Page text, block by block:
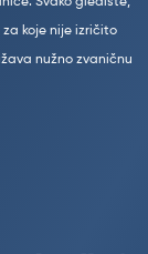
koje nije izričito
nužno zvaničnu